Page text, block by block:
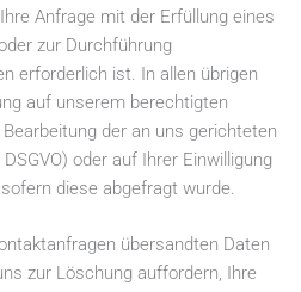
Anfrage mit der Erfüllung eines
zur Durchführung
erforderlich ist. In allen übrigen
auf unserem berechtigten
der an uns gerichteten
oder auf Ihrer Einwilligung
diese abgefragt wurde.
übersandten Daten
zur Löschung auffordern, Ihre